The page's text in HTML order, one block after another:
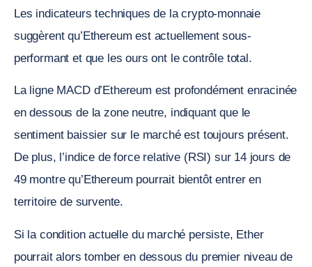
Les indicateurs techniques de la crypto-monnaie
suggèrent qu’Ethereum est actuellement sous-
performant et que les ours ont le contrôle total.
La ligne MACD d’Ethereum est profondément enracinée
en dessous de la zone neutre, indiquant que le
sentiment baissier sur le marché est toujours présent.
De plus, l’indice de force relative (RSI) sur 14 jours de
49 montre qu’Ethereum pourrait bientôt entrer en
territoire de survente.
Si la condition actuelle du marché persiste, Ether
pourrait alors tomber en dessous du premier niveau de